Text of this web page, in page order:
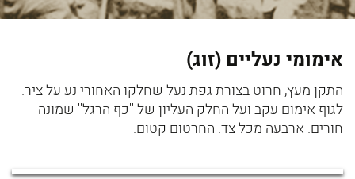
אימומי נעליים (זוג)
התקן מעץ, חרוט בצורת גפת נעל שחלקו האחורי נע על ציר.
לגוף אימום עקב ועל החלק העליון של ''כף הרגל'' שמונה
חורים. ארבעה מכל צד. החרטום קטום.